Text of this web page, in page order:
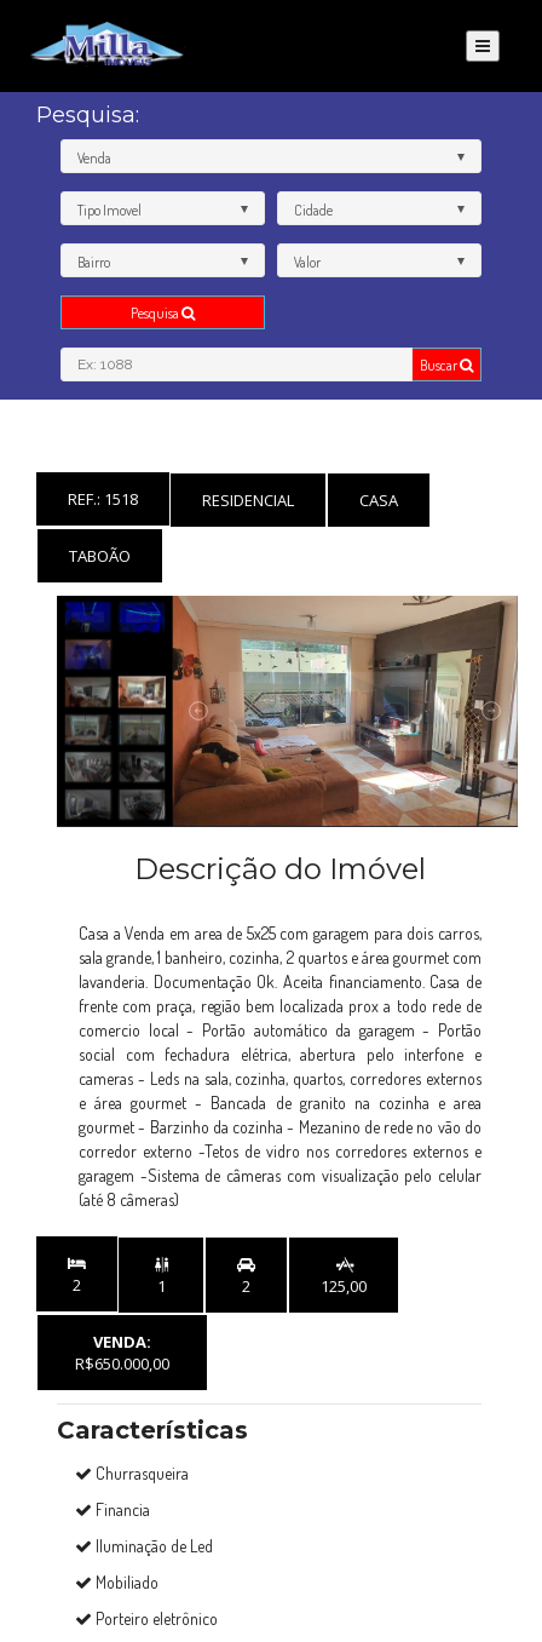
Pesquisa:
Venda
Tipo Imovel Cidade
Bairro Valor
Pesquisa
Buscar
REF.: 1518 RESIDENCIAL CASA
TABOÃO
Descrição do Imóvel
Casa a Venda em area de 5x25 com garagem para dois carros,
sala grande, 1 banheiro, cozinha, 2 quartos e área gourmet com
lavanderia. Documentação Ok. Aceita financiamento. Casa de
frente com praça, região bem localizada prox a todo rede de
comercio local - Portão automático da garagem - Portão
social com fechadura elétrica, abertura pelo interfone e
cameras - Leds na sala, cozinha, quartos, corredores externos
e área gourmet - Bancada de granito na cozinha e area
gourmet - Barzinho da cozinha - Mezanino de rede no vão do
corredor externo -Tetos de vidro nos corredores externos e
garagem -Sistema de câmeras com visualização pelo celular
(até 8 câmeras)
2

1 2

125,00
VENDA:
R$650.000,00
Características
Churrasqueira
Financia
Iluminação de Led
Mobiliado
Porteiro eletrônico